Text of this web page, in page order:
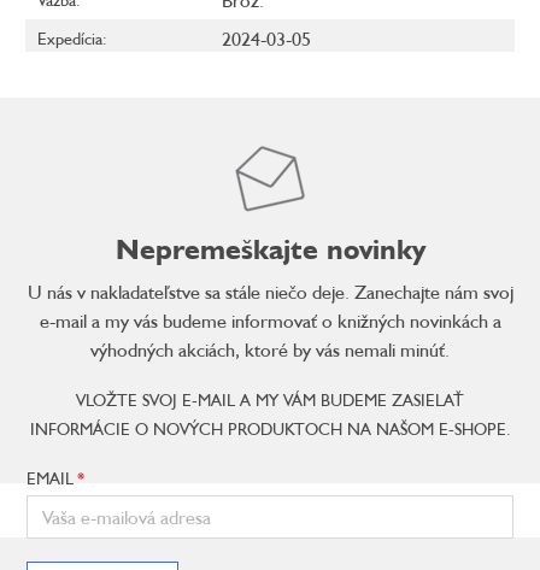
Expedícia: 2024-03-05
Nepremeškajte novinky
U nás v nakladateľstve sa stále niečo deje. Zanechajte nám svoj
e-mail a my vás budeme informovať o knižných novinkách a
výhodných akciách, ktoré by vás nemali minúť.
VLOŽTE SVOJ E-MAIL A MY VÁM BUDEME ZASIELAŤ
INFORMÁCIE O NOVÝCH PRODUKTOCH NA NAŠOM E-SHOPE.
EMAIL